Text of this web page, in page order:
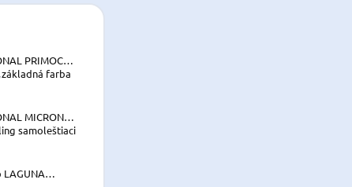
PRIMOCON
farba
MICRON
samoleštiaci
LAGUNA